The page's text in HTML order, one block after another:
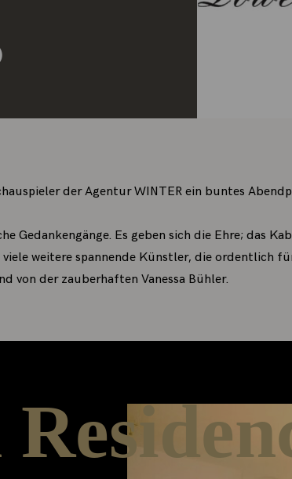
der Agentur WINTER ein buntes
Gedankengänge. Es geben sich die Ehre; das
viele weitere spannende Künstler, die ordentlich
von der zauberhaften Vanessa Bühler.